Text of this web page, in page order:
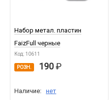
Набор метал. пластин
FaizFull черные
Код: 10611
РОЗН. 190
Наличие: нет